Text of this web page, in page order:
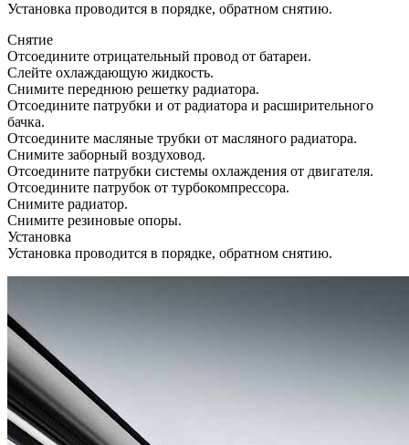
Установка проводится в порядке, обратном снятию.
Снятие
Отсоедините отрицательный провод от батареи.
Слейте охлаждающую жидкость.
Снимите переднюю решетку радиатора.
Отсоедините патрубки и от радиатора и расширительного
бачка.
Отсоедините масляные трубки от масляного радиатора.
Снимите заборный воздуховод.
Отсоедините патрубки системы охлаждения от двигателя.
Отсоедините патрубок от турбокомпрессора.
Снимите радиатор.
Снимите резиновые опоры.
Установка
Установка проводится в порядке, обратном снятию.